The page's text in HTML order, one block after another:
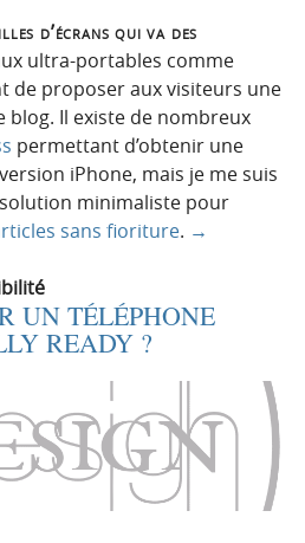
d’écrans qui va des
ultra-portables comme
de proposer aux visiteurs une
Il existe de nombreux
permettant d’obtenir une
iPhone, mais je me suis
minimaliste pour
sans fioriture. →
UN TÉLÉPHONE
READY ?